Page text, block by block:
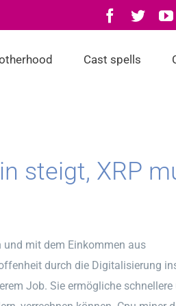
Facebook
Cast spells
steigt, XRP
und mit dem Einkommen aus
durch die Digitalisierung
Job. Sie ermögliche schnellere